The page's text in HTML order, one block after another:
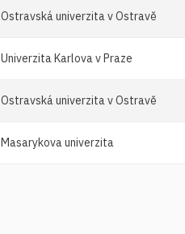
Ostravská univerzita v Ostravě
Univerzita Karlova v Praze
Ostravská univerzita v Ostravě
Masarykova univerzita